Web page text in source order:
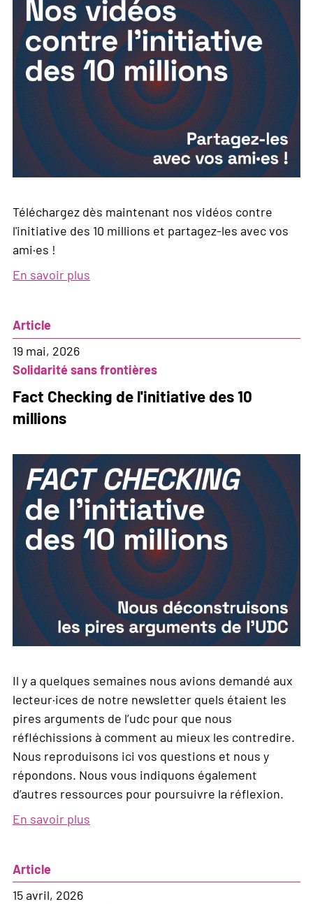
Téléchargez dès maintenant nos vidéos contre
l'initiative des 10 millions et partagez-les avec vos
ami·es !
En savoir plus
des
10
millions
Article
19 mai, 2026
Solidarité sans frontières
Fact Checking de l'initiative des 10
millions
Il y a quelques semaines nous avions demandé aux
lecteur·ices de notre newsletter quels étaient les
pires arguments de l’udc pour que nous
réfléchissions à comment au mieux les contredire.
Nous reproduisons ici vos questions et nous y
répondons. Nous vous indiquons également
d’autres ressources pour poursuivre la réflexion.
En savoir plus
Article
15 avril, 2026